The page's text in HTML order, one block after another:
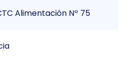
Alimentación Nº 75